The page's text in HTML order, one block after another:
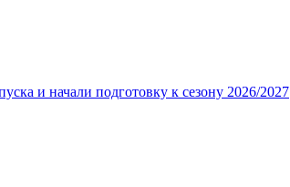
и начали подготовку к сезону 2026/2027